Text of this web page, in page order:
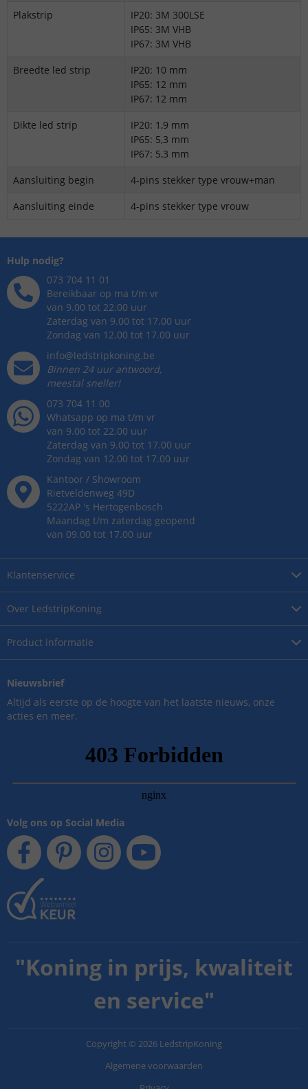
Plakstrip
IP20: 3M 300LSE
IP65: 3M VHB
IP67: 3M VHB
Breedte led strip
IP20: 10 mm
IP65: 12 mm
IP67: 12 mm
Dikte led strip
IP20: 1,9 mm
IP65: 5,3 mm
IP67: 5,3 mm
Aansluiting begin
4-pins stekker type vrouw+man
Aansluiting einde
4-pins stekker type vrouw
Over LedstripKoning
Product informatie
Klantenservice
Hulp nodig?
073 704 11 01
Bereikbaar op ma t/m vr
van 9.00 tot 22.00 uur
Zaterdag van 9.00 tot 17.00 uur
Zondag van 12.00 tot 17.00 uur
info@ledstripkoning.be
Binnen 24 uur antwoord,
meestal sneller!
073 704 11 00
Whatsapp op ma t/m vr
van 9.00 tot 22.00 uur
Zaterdag van 9.00 tot 17.00 uur
Zondag van 12.00 tot 17.00 uur
Kantoor / Showroom
Rietveldenweg 49D
5222AP 's Hertogenbosch
Maandag t/m zaterdag geopend
van 09.00 tot 17.00 uur
Nieuwsbrief
Altijd als eerste op de hoogte van het laatste nieuws, onze
acties en meer.
Volg ons op Social Media
"Koning in prijs, kwaliteit
en service"
Copyright © 2026 LedstripKoning
Algemene voorwaarden